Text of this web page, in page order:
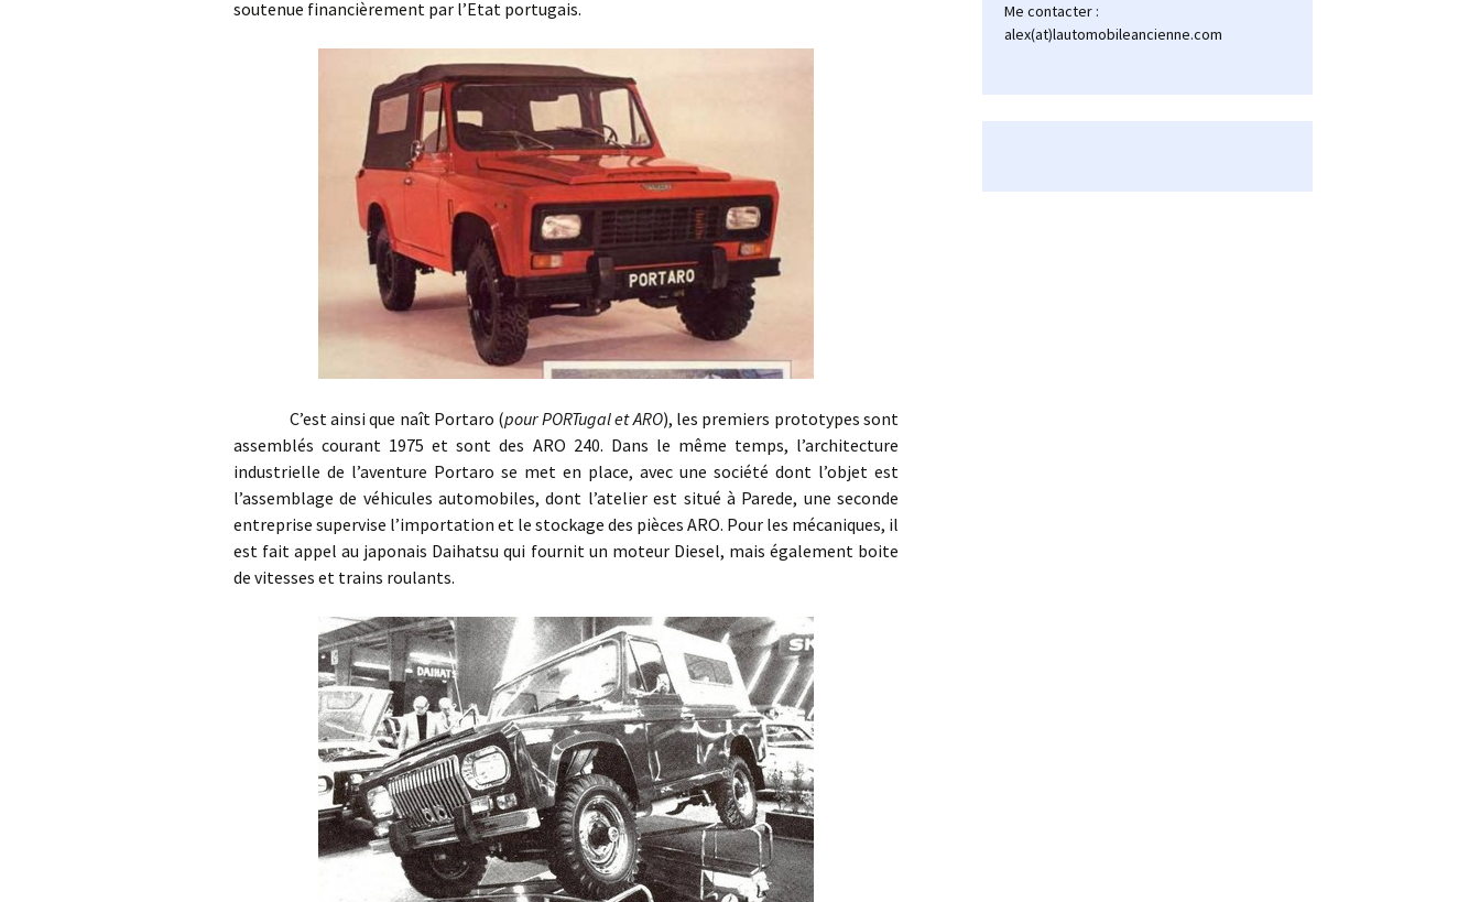
soutenue financièrement par l’Etat portugais.
C’est ainsi que naît Portaro (pour PORTugal et ARO), les premiers prototypes sont
assemblés courant 1975 et sont des ARO 240. Dans le même temps, l’architecture
industrielle de l’aventure Portaro se met en place, avec une société dont l’objet est
l’assemblage de véhicules automobiles, dont l’atelier est situé à Parede, une seconde
entreprise supervise l’importation et le stockage des pièces ARO. Pour les mécaniques, il
est fait appel au japonais Daihatsu qui fournit un moteur Diesel, mais également boite
de vitesses et trains roulants.
Me contacter :
alex(at)lautomobileancienne.com